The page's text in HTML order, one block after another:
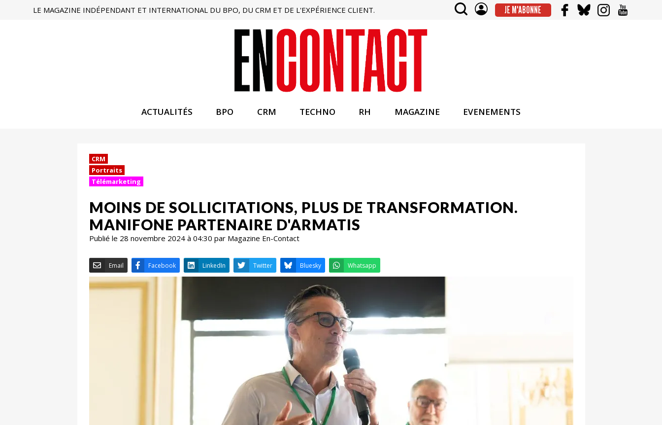
LE MAGAZINE INDÉPENDANT ET INTERNATIONAL DU BPO, DU CRM ET DE L'EXPÉRIENCE CLIENT. JE M'ABONNE
ACTUALITÉS BPO CRM TECHNO RH MAGAZINE EVENEMENTS
CRM
Portraits
Télémarketing
MOINS DE SOLLICITATIONS, PLUS DE TRANSFORMATION.
MANIFONE PARTENAIRE D'ARMATIS
Publié le 28 novembre 2024 à 04:30 par Magazine En-Contact
Facebook LinkedIn Twitter Bluesky Whatsapp